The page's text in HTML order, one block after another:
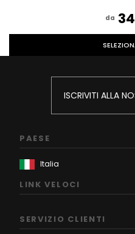
da
ISCRIVITI ALLA
PAESE
LINK VELOCI
SERVIZIO CLIENTI